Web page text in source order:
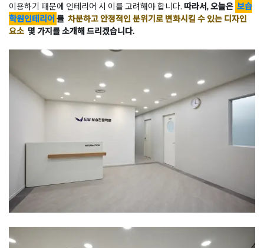
이용하기 때문에 인테리어 시 이를 고려해야 합니다. 따라서, 오늘은 보습
학원인테리어 를 차분하고 안정적인 분위기로 변화시킬 수 있는 디자인
요소 몇 가지를 소개해 드리겠습니다.